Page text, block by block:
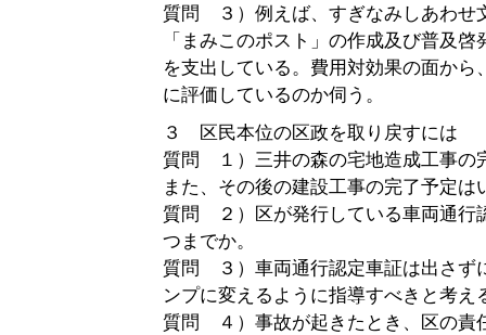
質問 ３）例えば、すぎなみしあわせ
「まみこのポスト」の作成及び普及
を支出している。費用対効果の面から
に評価しているのか伺う。
３ 区民本位の区政を取り戻すには
質問 １）三井の森の宅地造成工事の
また、その後の建設工事の完了予定は
質問 ２）区が発行している車両通行
つまでか。
質問 ３）車両通行認定車証は出さず
ンプに変えるように指導すべきと考え
質問 ４）事故が起きたとき、区の責